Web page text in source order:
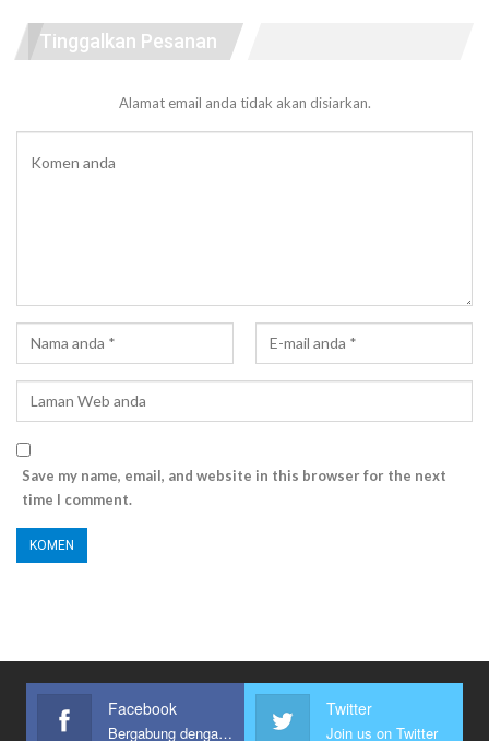
Tinggalkan Pesanan
Alamat email anda tidak akan disiarkan.
Save my name, email, and website in this browser for the next
time I comment.
Facebook
Bergabung dengan kami
Twitter
Join us on Twitter